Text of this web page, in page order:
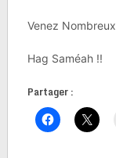
Venez Nombreux
Hag Saméah !!
Partager :